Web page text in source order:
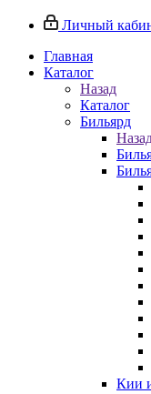
Личный
Главная
Каталог
Назад
Каталог
Бильярд
Кии